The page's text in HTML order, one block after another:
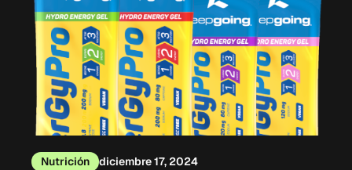
Nutrición diciembre 17, 2024